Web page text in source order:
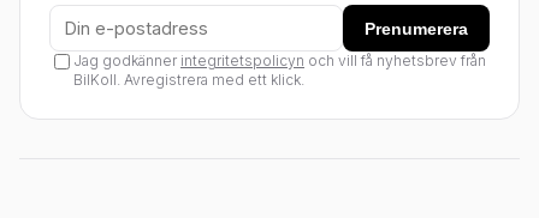
Prenumerera
Jag godkänner integritetspolicyn och vill få nyhetsbrev från
BilKoll. Avregistrera med ett klick.